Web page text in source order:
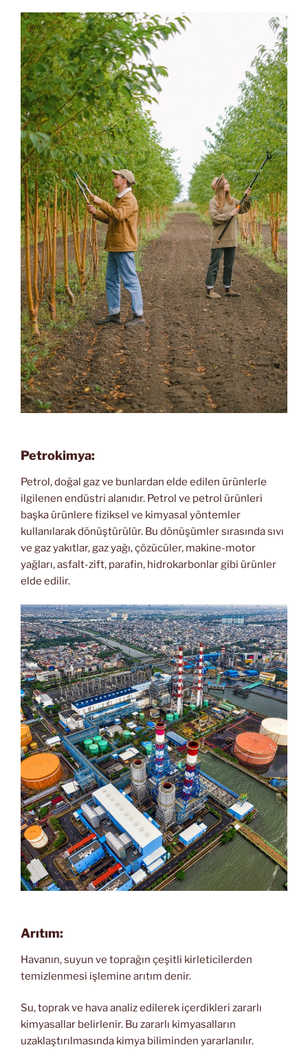
Petrokimya:
Petrol, doğal gaz ve bunlardan elde edilen ürünlerle
ilgilenen endüstri alanıdır. Petrol ve petrol ürünleri
başka ürünlere fiziksel ve kimyasal yöntemler
kullanılarak dönüştürülür. Bu dönüşümler sırasında sıvı
ve gaz yakıtlar, gaz yağı, çözücüler, makine-motor
yağları, asfalt-zift, parafin, hidrokarbonlar gibi ürünler
elde edilir.
Arıtım:
Havanın, suyun ve toprağın çeşitli kirleticilerden
temizlenmesi işlemine arıtım denir.
Su, toprak ve hava analiz edilerek içerdikleri zararlı
kimyasallar belirlenir. Bu zararlı kimyasalların
uzaklaştırılmasında kimya biliminden yararlanılır.